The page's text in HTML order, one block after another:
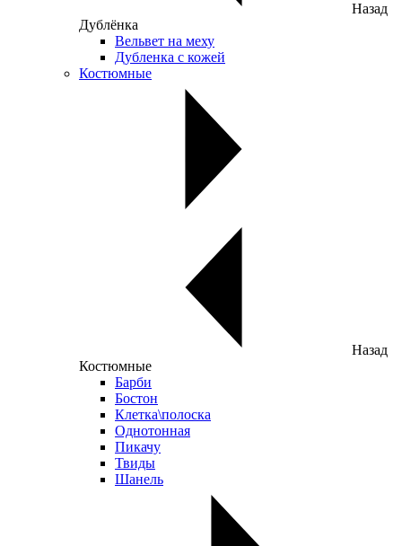
Назад
Дублёнка
Вельвет на меху
Дубленка с кожей
Костюмные
Назад
Костюмные
Барби
Бостон
Клетка\полоска
Однотонная
Пикачу
Твиды
Шанель